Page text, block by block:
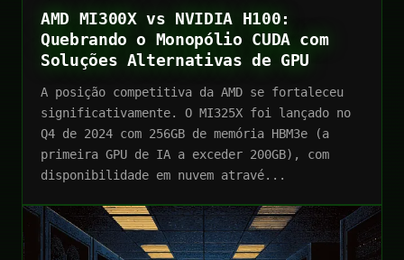
AMD MI300X vs NVIDIA H100:
Quebrando o Monopólio CUDA com
Soluções Alternativas de GPU
A posição competitiva da AMD se fortaleceu
significativamente. O MI325X foi lançado no
Q4 de 2024 com 256GB de memória HBM3e (a
primeira GPU de IA a exceder 200GB), com
disponibilidade em nuvem atravé...